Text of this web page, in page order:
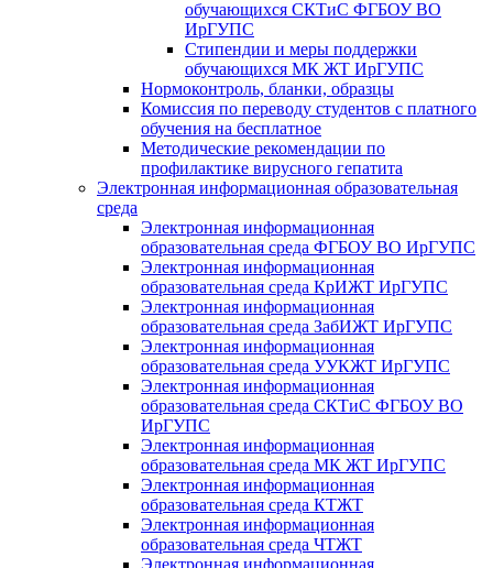
обучающихся СКТиС ФГБОУ ВО
ИрГУПС
Стипендии и меры поддержки
обучающихся МК ЖТ ИрГУПС
Нормоконтроль, бланки, образцы
Комиссия по переводу студентов с платного
обучения на бесплатное
Методические рекомендации по
профилактике вирусного гепатита
Электронная информационная образовательная
среда
Электронная информационная
образовательная среда ФГБОУ ВО ИрГУПС
Электронная информационная
образовательная среда КрИЖТ ИрГУПС
Электронная информационная
образовательная среда ЗабИЖТ ИрГУПС
Электронная информационная
образовательная среда УУКЖТ ИрГУПС
Электронная информационная
образовательная среда СКТиС ФГБОУ ВО
ИрГУПС
Электронная информационная
образовательная среда МК ЖТ ИрГУПС
Электронная информационная
образовательная среда КТЖТ
Электронная информационная
образовательная среда ЧТЖТ
Электронная информационная